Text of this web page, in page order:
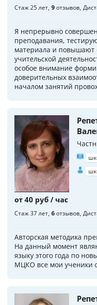
Стаж 25 лет 9отзывов
Я непрерывно
преподавания,
материала и
учительской
особое внимание
доверительных
началом занятий
от 40 руб / час
Стаж 37 лет 6отзывов
Авторская методика
На данный момент
языку этого года по
МЦКО все мои ученики